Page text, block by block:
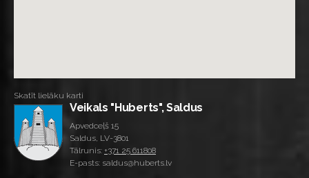
Skatīt lielāku karti
Veikals "Huberts", Saldus
Apvedceļš 15
Saldus, LV-3801
Tālrunis: +371 25 611808
E-pasts: saldus@huberts.lv